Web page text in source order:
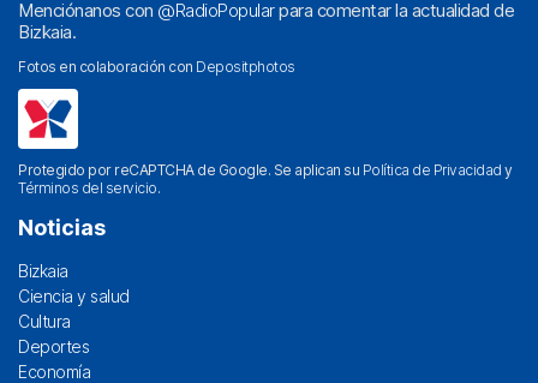
Menciónanos con @RadioPopularpara comentar la actualidad de
Bizkaia.
Fotos en colaboración con Depositphotos
Protegido por reCAPTCHA de Google. Se aplican su Política de Privacidad y
Términos del servicio.
Noticias
Bizkaia
Ciencia y salud
Cultura
Deportes
Economía